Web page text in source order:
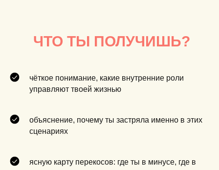
ЧТО ТЫ ПОЛУЧИШЬ?
чёткое понимание, какие внутренние роли
управляют твоей жизнью
объяснение, почему ты застряла именно в этих
сценариях
ясную карту перекосов: где ты в минусе, где в